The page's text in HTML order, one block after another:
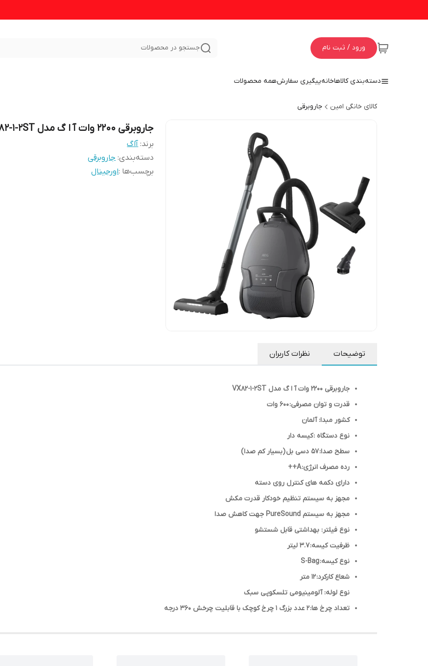
ورود / ثبت نام جستجو در محصولات
دسته‌بندی کالاهاخانهپیگیری سفارشهمه محصولات
کالای خانگی امین جاروبرقی
جاروبرقی 2200 وات آ ا گ مدل VX82-1-2ST
برند: آاگ
دسته‌بندی:جاروبرقی
برچسب‌ها :اورجینال
توضیحات نظرات کاربران
جاروبرقی 2200 وات آ ا گ مدل VX82-1-2ST
قدرت و توان مصرفی: 600 وات
کشور مبدا: آلمان
نوع دستگاه : کیسه دار
سطح صدا: 57 دسی بل (بسیار کم صدا)
رده مصرف انرژی: A++
دارای دکمه های کنترل روی دسته
مجهز به سیستم تنظیم خودکار قدرت مکش
مجهز به سیستم PureSound جهت کاهش صدا
نوع فیلتر: بهداشتی قابل شستشو
ظرفیت کیسه: 3.7 لیتر
نوع کیسه: S-Bag
شعاع کارکرد: 12 متر
نوع لوله: آلومینیومی تلسکوپی سبک
تعداد چرخ ها: 2 عدد بزرگ 1 چرخ کوچک با قابلیت چرخش 360 درجه